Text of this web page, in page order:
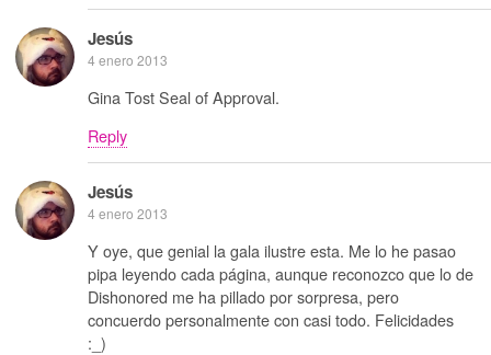
Jesús
4 enero 2013
Gina Tost Seal of Approval.
Reply
Jesús
4 enero 2013
Y oye, que genial la gala ilustre esta. Me lo he pasao
pipa leyendo cada página, aunque reconozco que lo de
Dishonored me ha pillado por sorpresa, pero
concuerdo personalmente con casi todo. Felicidades
:_)